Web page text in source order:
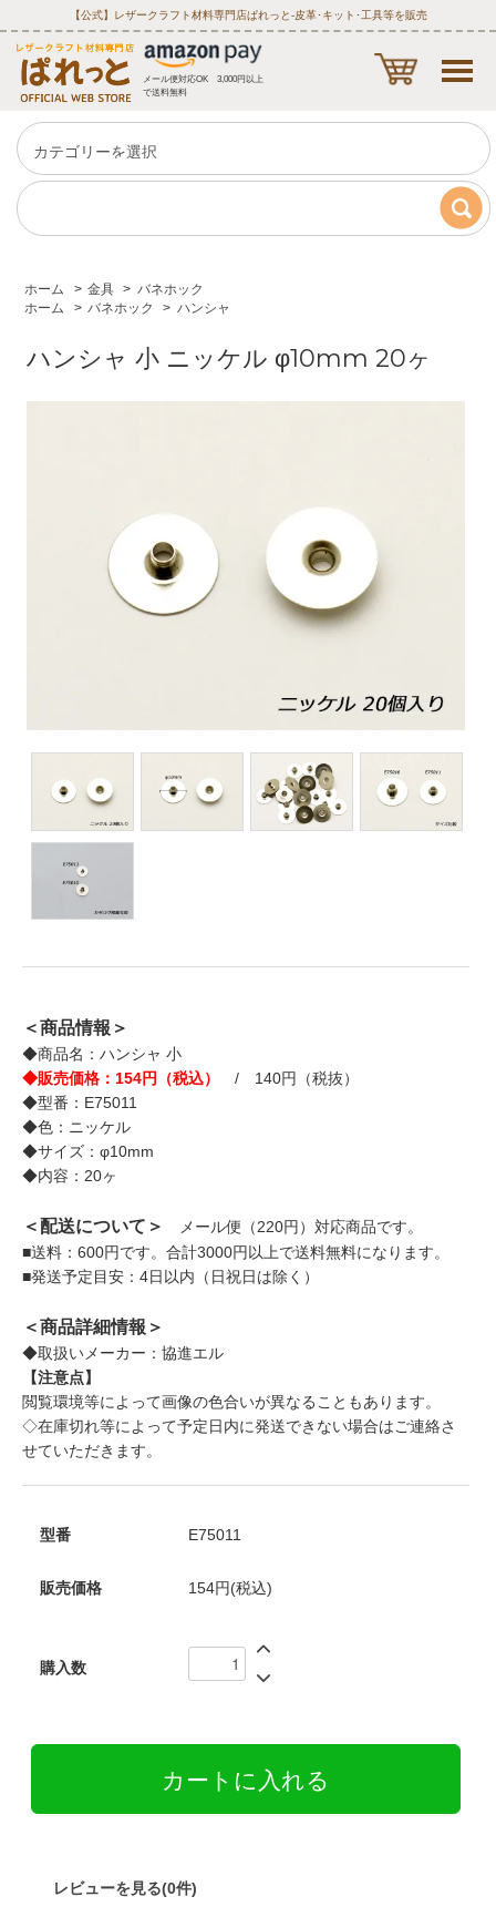
【公式】レザークラフト材料専門店ぱれっと‐皮革･キット･工具等を販売
メール便対応OK 3,000円以上
で送料無料
ホーム > 金具 > バネホック
ホーム
> バネホック > ハンシャ
ハンシャ 小 ニッケル φ10mm 20ヶ
＜商品情報＞
◆商品名：ハンシャ 小
◆販売価格：154円（税込）
/ 140円（税抜）
◆型番：E75011
◆色：ニッケル
◆サイズ：φ10mm
◆内容：20ヶ
＜配送について＞
メール便（220円）対応商品です。
■送料：600円です。合計3000円以上で送料無料になります。
■発送予定目安：4日以内（日祝日は除く）
＜商品詳細情報＞
◆取扱いメーカー：協進エル
【注意点】
閲覧環境等によって画像の色合いが異なることもあります。
◇在庫切れ等によって予定日内に発送できない場合はご連絡さ
せていただきます。
型番 E75011
販売価格 154円(税込)
購入数
レビューを見る(0件)